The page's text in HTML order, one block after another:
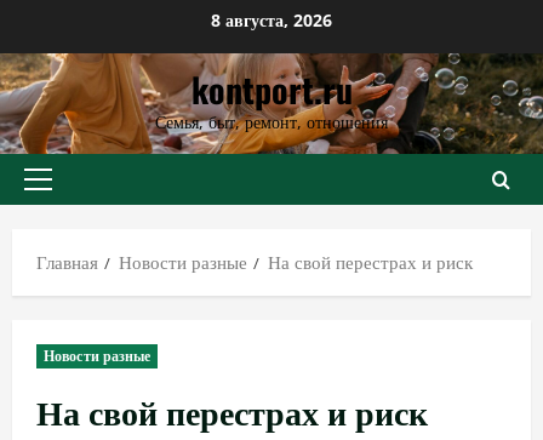
к
содержимому
8 августа, 2026
kontport.ru
Семья, быт, ремонт, отношения
Основное
Главная
Новости разные На свой перестрах и риск
Новости разные
На свой перестрах и риск